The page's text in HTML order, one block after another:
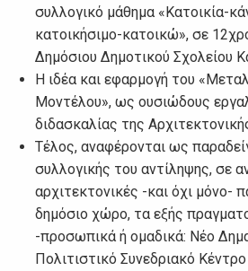
συλλογικό μάθημα «Κατοικία-
κατοικήσιμο-κατοικώ», σε
Δημόσιου Δημοτικού Σχολείου
Η ιδέα και εφαρμογή του
Μοντέλου», ως ουσιώδους
διδασκαλίας της
Τέλος, αναφέρονται ως
συλλογικής του αντίληψης, σε
αρχιτεκτονικές -και όχι μόνο-
δημόσιο χώρο, τα εξής
-προσωπικά ή ομαδικά: Νέο
Πολιτιστικό Συνεδριακό